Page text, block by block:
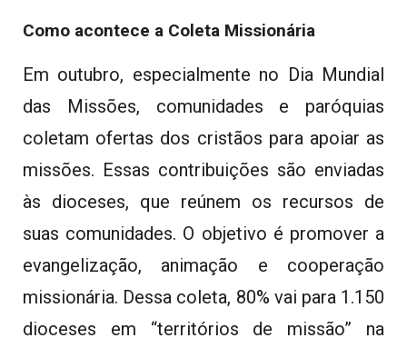
Como acontece a Coleta Missionária
Em outubro, especialmente no Dia Mundial
das Missões, comunidades e paróquias
coletam ofertas dos cristãos para apoiar as
missões. Essas contribuições são enviadas
às dioceses, que reúnem os recursos de
suas comunidades. O objetivo é promover a
evangelização, animação e cooperação
missionária. Dessa coleta, 80% vai para 1.150
dioceses em “territórios de missão” na